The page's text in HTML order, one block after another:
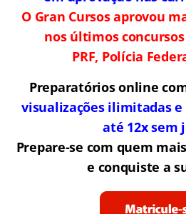
O Gran Cursos aprovou
nos últimos concursos
PRF, Polícia
Preparatórios online
visualizações ilimitadas
até 12x sem
Prepare-se com quem
e conquiste a